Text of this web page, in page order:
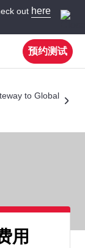
out here
预约测试
to Global
用